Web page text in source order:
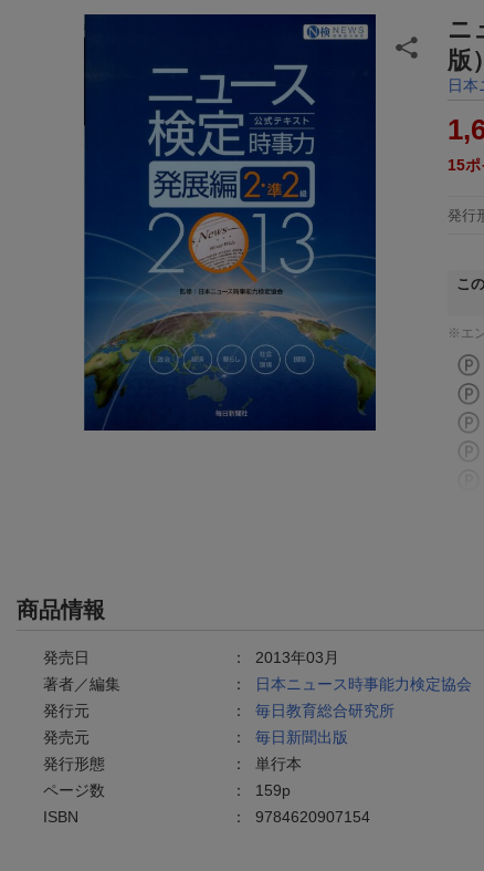
ニ
版
日本
15ポ
発行
こ
※エ
商品情報
発売日 ： 2013年03月
著者／編集
：
日本ニュース時事能力検定協会
発行元
： 毎日教育総合研究所
発売元
： 毎日新聞出版
発行形態
： 単行本
ページ数
： 159p
ISBN
： 9784620907154